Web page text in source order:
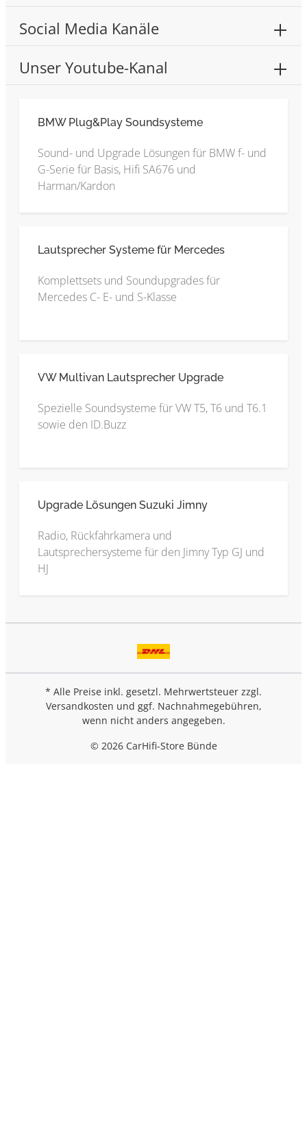
Social Media Kanäle
Unser Youtube-Kanal
BMW Plug&Play Soundsysteme
Sound- und Upgrade Lösungen für BMW f- und
G-Serie für Basis, Hifi SA676 und
Harman/Kardon
Lautsprecher Systeme für Mercedes
Komplettsets und Soundupgrades für
Mercedes C- E- und S-Klasse
VW Multivan Lautsprecher Upgrade
Spezielle Soundsysteme für VW T5, T6 und T6.1
sowie den ID.Buzz
Upgrade Lösungen Suzuki Jimny
Radio, Rückfahrkamera und
Lautsprechersysteme für den Jimny Typ GJ und
HJ
* Alle Preise inkl. gesetzl. Mehrwertsteuer zzgl.
Versandkosten und ggf. Nachnahmegebühren,
wenn nicht anders angegeben.
© 2026 CarHifi-Store Bünde